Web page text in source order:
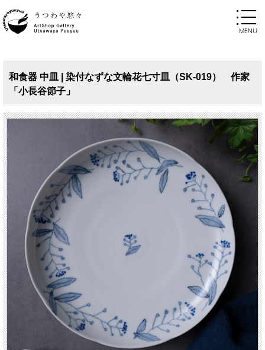
和食器 中皿 | 染付なずな文輪花七寸皿（SK-019） 作家
「小長谷節子」